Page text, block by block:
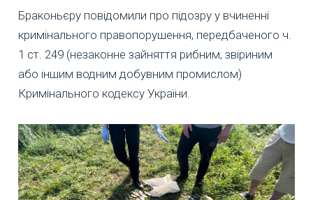
Браконьєру повідомили про підозру у вчиненні
кримінального правопорушення, передбаченого ч.
1 ст. 249 (незаконне зайняття рибним, звіриним
або іншим водним добувним промислом)
Кримінального кодексу України.